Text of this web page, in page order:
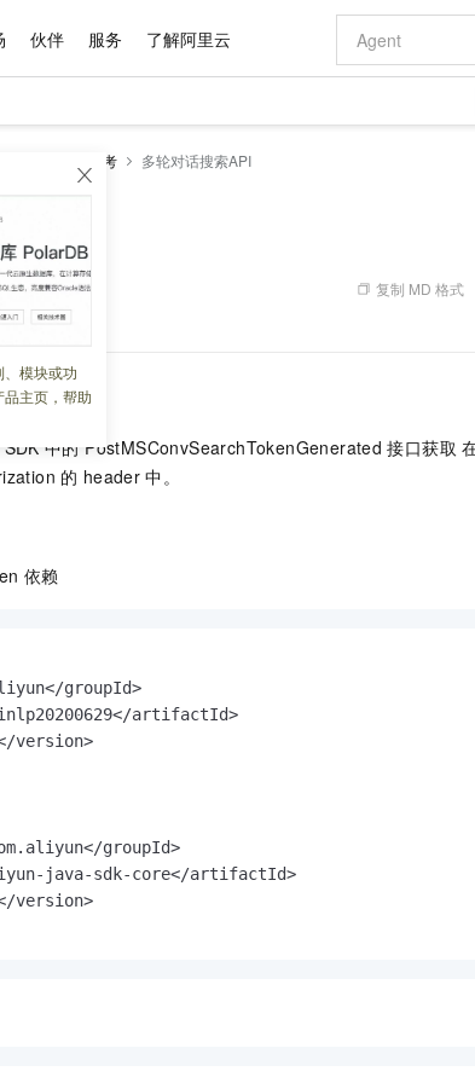
伙伴 服务 了解阿里云
模块或功
主页，帮助
开发参考 多轮对话搜索API
复制 MD 格式
中的 PostMSConvSearchTokenGenerated 接口获取
的 header 中。
依赖
groupId>
artifactId>
version>
java-sdk-core</artifactId>
version>
型
Kimi 最新旗舰模型，长程编程与推理利器
Deepseek-v4-pro
个人版上线、团队版降价；千问3.8-Max首发发尝鲜
新一代 AI 视频生成模型，深度适配广告营销等场景
大模型服务平台百炼-应用模版
丰富多元化的应用模版和解决方案
人工智能平台 PAI
务
域名与网站
对象存储 OSS
一站式AI开发、训练和推理服务
Qoder CN
容器服务 Kubernetes 版 ACK
多领域专家智能体,一键组建 AI 虚拟交付团队
睿译宝，AI翻译排版一步到位
GLM-5.2：长任务时代开源旗舰模型
自主进化，持久记忆，越用越聪明
Claude Code + GStack 打造工程团队
安装技能 GStack，拥有专属 AI 工程团队
轻松解锁专属
购
金券
体验
AI 特惠
智启 AI 普惠权益
阿里云 OPC 创新助力计划
至高百万元 Token 补贴，加速一人公司成长
Qwen3.8-Max 首发尝鲜，限时加量 10 倍，夜间低至2折
千问办公，限时限量积分加倍
你的AI工作搭子，覆盖日常办公高频场景
万小智 AI 建站低至 15元/月
AI 场景体
从图文生成到
0 代码专业建
价格计算器
自助选配和估算价格
价格优势
推动算力普惠，释放技术红利
配置报价
数据与 API
数据集
身份实名认证
短信
OCR 文字识别
发票查验
天气预报查询
快递物流查询
OA 办公系统
财税管理
基础软件
操作系统
成为产品伙伴
产品生态集成认证中心
产品生态伙伴工作台
产品伙伴
企业增值服务
企业支持计划
企业增值服务台
服务实践
阿里云认证
健康状态
最佳实践
云上春晚
云栖战略参考
云上的中国
金融模力时刻
客户案例
市场活动
魔搭